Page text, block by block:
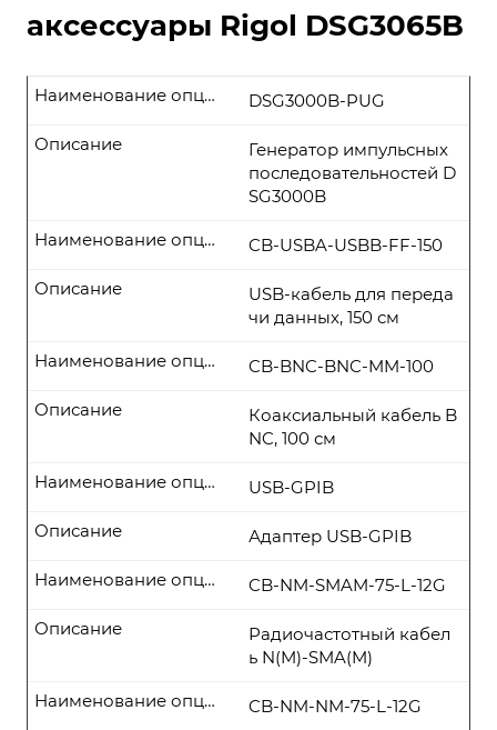
аксессуары Rigol DSG3065B
DSG3000B-PUG
Наименование опции
Генератор импульсных
последовательностей D
SG3000B
Описание
CB-USBA-USBB-FF-150
Наименование опции
USB-кабель для переда
чи данных, 150 см
Описание
CB-BNC-BNC-MM-100
Наименование опции
Коаксиальный кабель B
NC, 100 см
Описание
USB-GPIB
Наименование опции
Адаптер USB-GPIB
Описание
CB-NM-SMAM-75-L-12G
Наименование опции
Радиочастотный кабел
ь N(M)-SMA(M)
Описание
CB-NM-NM-75-L-12G
Наименование опции